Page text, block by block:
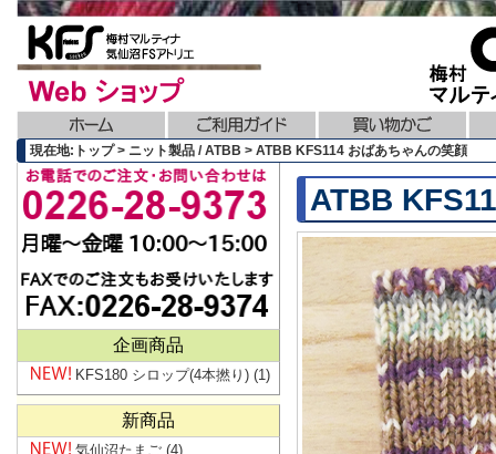
現在地:トップ > ニット製品 / ATBB > ATBB KFS114 おばあちゃんの笑顔
ATBB
企画商品
KFS180 シロップ(4本撚り) (1)
新商品
気仙沼たまご (4)